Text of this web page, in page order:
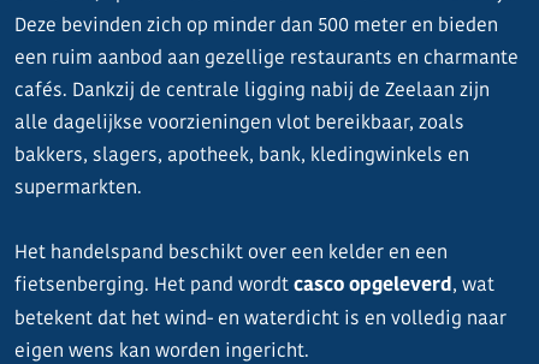
Deze bevinden zich op minder dan 500 meter en bieden
een ruim aanbod aan gezellige restaurants en charmante
cafés. Dankzij de centrale ligging nabij de Zeelaan zijn
alle dagelijkse voorzieningen vlot bereikbaar, zoals
bakkers, slagers, apotheek, bank, kledingwinkels en
supermarkten.
Het handelspand beschikt over een kelder en een
fietsenberging. Het pand wordtcasco opgeleverd, wat
betekent dat het wind- en waterdicht is en volledig naar
eigen wens kan worden ingericht.